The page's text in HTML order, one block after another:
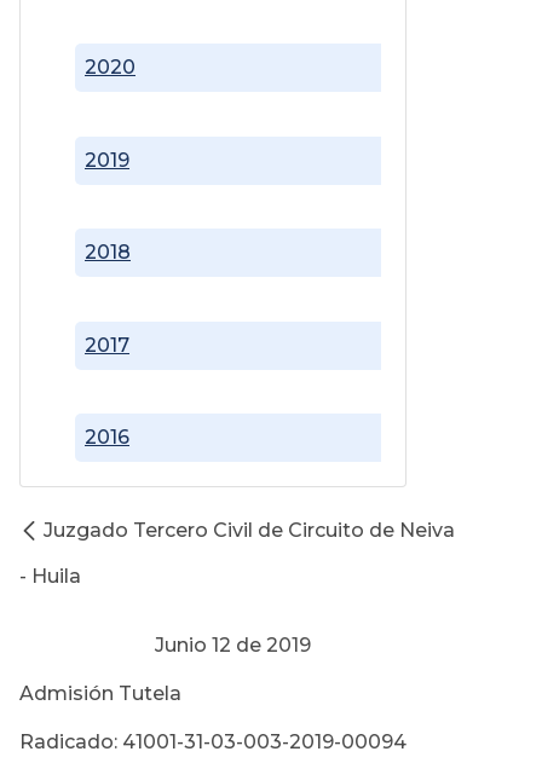
2016
2017
2018
2019
2020
Juzgado Tercero Civil de Circuito de Neiva
- Huila
Junio 12 de 2019
Admisión Tutela
Radicado: 41001-31-03-003-2019-00094